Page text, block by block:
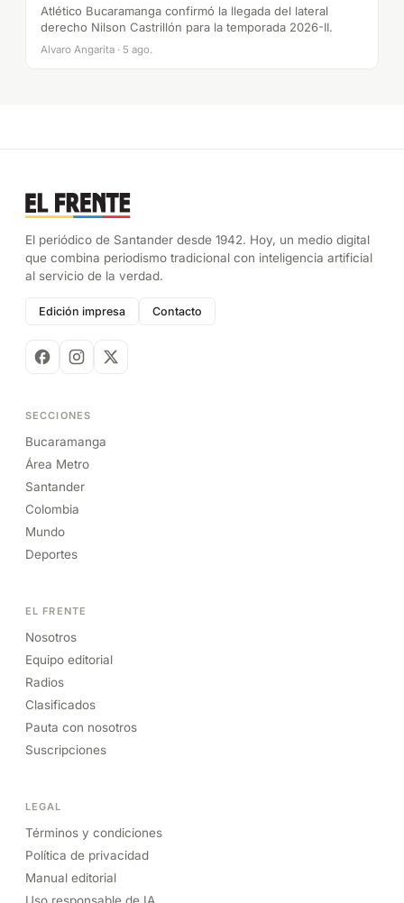
Atlético Bucaramanga confirmó la llegada del lateral
derecho Nilson Castrillón para la temporada 2026-II.
Alvaro Angarita · 5 ago.
El periódico de Santander desde 1942. Hoy, un medio digital
que combina periodismo tradicional con inteligencia artificial
al servicio de la verdad.
Edición impresa Contacto
SECCIONES
Bucaramanga
Área Metro
Santander
Colombia
Mundo
Deportes
EL FRENTE
Nosotros
Equipo editorial
Radios
Clasificados
Pauta con nosotros
Suscripciones
LEGAL
Términos y condiciones
Política de privacidad
Manual editorial
Uso responsable de IA